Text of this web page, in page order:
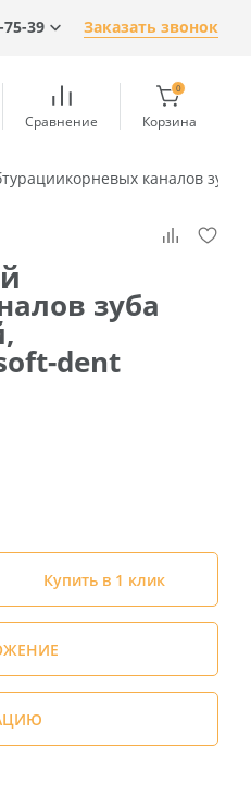
75-39 Заказать звонок
Сравнение
0
Корзина
каналов
зуба
dent
Купить в 1 клик